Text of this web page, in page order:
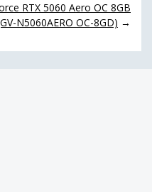
RTX 5060 Aero OC 8GB
N5060AERO OC-8GD) →